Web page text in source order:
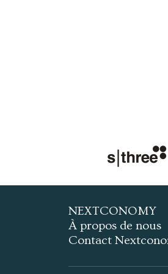
NEXTCONOMY
À propos de nous
Contact